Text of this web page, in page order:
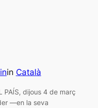
in Català
PAÍS, dijous 4 de març
—en la seva